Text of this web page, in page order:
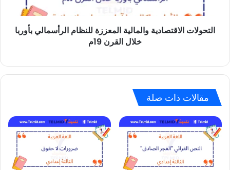
القرن
التحولات الاقتصادية والمالية المعززة للنظام الرأسمالي بأوربا
خلال القرن 19م
مقالات ذات صلة